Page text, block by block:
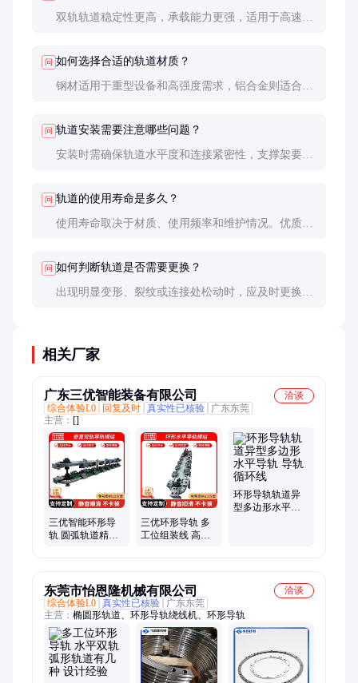
双轨轨道稳定性更高，承载能力更强，适用于高速或
问 如何选择合适的轨道材质？
钢材适用于重型设备和高强度需求，铝合金则适合轻
问 轨道安装需要注意哪些问题？
安装时需确保轨道水平度和连接紧密性，支撑架要稳
问 轨道的使用寿命是多久？
使用寿命取决于材质、使用频率和维护情况。优质钢
问 如何判断轨道是否需要更换？
出现明显变形、裂纹或连接处松动时，应及时更换。
相关厂家
广东三优智能装备有限公司
洽谈
综合体验L0
回复及时 真实性已核验
广东东莞
主营： []
三优智能环形导
轨 圆弧轨道精密
三优环形导轨 多
工位组装线 高精
环形导轨轨道异
型多边形水平导
东莞市怡恩隆机械有限公司
洽谈
综合体验L0 真实性已核验
广东东莞
主营： 椭圆形轨道、环形导轨绕线机、环形导轨